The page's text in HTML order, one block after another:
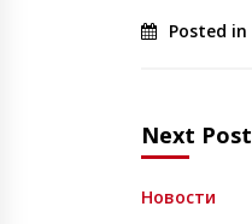
Posted in
Next Post
Новости